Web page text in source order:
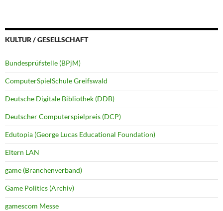
KULTUR / GESELLSCHAFT
Bundesprüfstelle (BPjM)
ComputerSpielSchule Greifswald
Deutsche Digitale Bibliothek (DDB)
Deutscher Computerspielpreis (DCP)
Edutopia (George Lucas Educational Foundation)
Eltern LAN
game (Branchenverband)
Game Politics (Archiv)
gamescom Messe